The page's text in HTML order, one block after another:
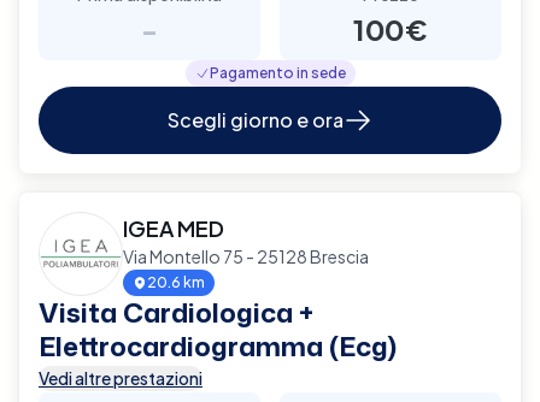
- 100€
Pagamento in sede
Scegli giorno e ora
IGEA MED
Via Montello 75 - 25128 Brescia
20.6 km
Visita Cardiologica +
Elettrocardiogramma (Ecg)
Vedi altre prestazioni